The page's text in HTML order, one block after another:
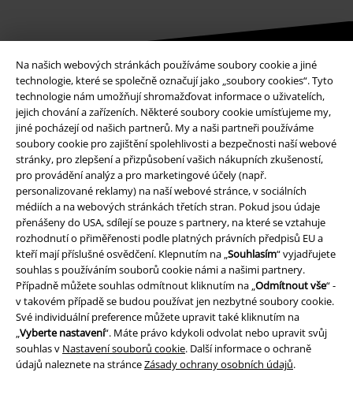
Na našich webových stránkách používáme soubory cookie a jiné
technologie, které se společně označují jako „soubory cookies“. Tyto
technologie nám umožňují shromažďovat informace o uživatelích,
jejich chování a zařízeních. Některé soubory cookie umísťujeme my,
jiné pocházejí od našich partnerů. My a naši partneři používáme
soubory cookie pro zajištění spolehlivosti a bezpečnosti naší webové
stránky, pro zlepšení a přizpůsobení vašich nákupních zkušeností,
pro provádění analýz a pro marketingové účely (např.
personalizované reklamy) na naší webové stránce, v sociálních
médiích a na webových stránkách třetích stran. Pokud jsou údaje
přenášeny do USA, sdílejí se pouze s partnery, na které se vztahuje
rozhodnutí o přiměřenosti podle platných právních předpisů EU a
kteří mají příslušné osvědčení. Klepnutím na „Souhlasím“ vyjadřujete
souhlas s používáním souborů cookie námi a našimi partnery.
Případně můžete souhlas odmítnout kliknutím na „Odmítnout vše“ -
v takovém případě se budou používat jen nezbytné soubory cookie.
Své individuální preference můžete upravit také kliknutím na
„Vyberte nastavení“. Máte právo kdykoli odvolat nebo upravit svůj
souhlas v Nastavení souborů cookie. Další informace o ochraně
údajů naleznete na stránceZásady ochrany osobních údajů.
Staňte se součástí komunity!
Způsoby platby
Bankovní převod Platba na dobírku
Doprava